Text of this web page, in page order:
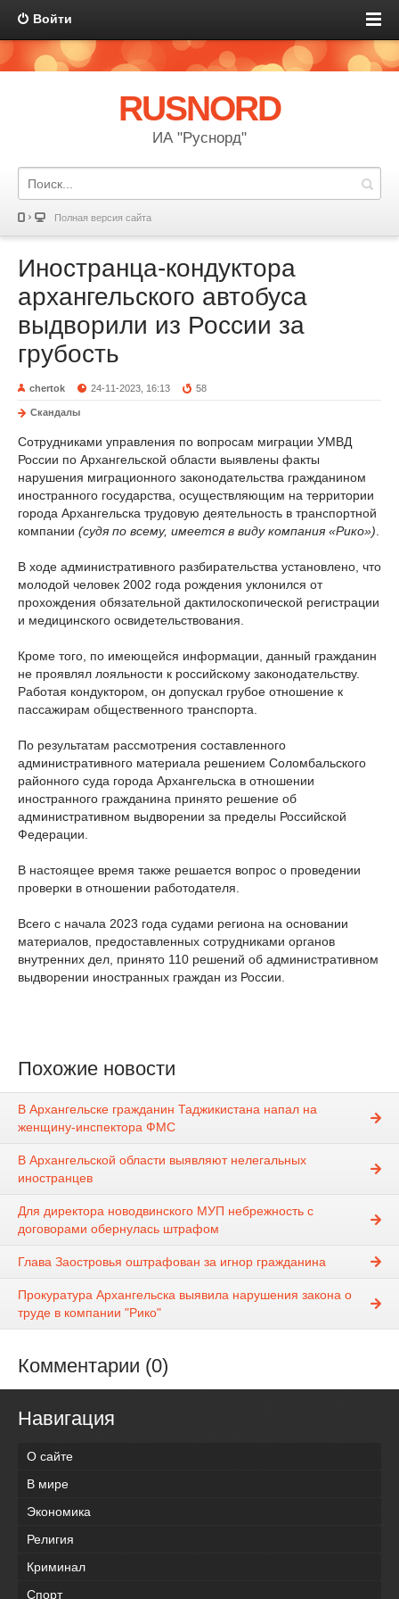
Войти
RUSNORD
ИА "Руснорд"
Полная версия сайта
Иностранца-кондуктора
архангельского автобуса
выдворили из России за
грубость
chertok 24-11-2023, 16:13 58
Скандалы
Сотрудниками управления по вопросам миграции УМВД
России по Архангельской области выявлены факты
нарушения миграционного законодательства гражданином
иностранного государства, осуществляющим на территории
города Архангельска трудовую деятельность в транспортной
компании (судя по всему, имеется в виду компания «Рико»)
В ходе административного разбирательства установлено, что
молодой человек 2002 года рождения уклонился от
прохождения обязательной дактилоскопической регистрации
и медицинского освидетельствования.
Кроме того, по имеющейся информации, данный гражданин
не проявлял лояльности к российскому законодательству.
Работая кондуктором, он допускал грубое отношение к
пассажирам общественного транспорта.
По результатам рассмотрения составленного
административного материала решением Соломбальского
районного суда города Архангельска в отношении
иностранного гражданина принято решение об
административном выдворении за пределы Российской
Федерации.
В настоящее время также решается вопрос о проведении
проверки в отношении работодателя.
Всего с начала 2023 года судами региона на основании
материалов, предоставленных сотрудниками органов
внутренних дел, принято 110 решений об административном
выдворении иностранных граждан из России.
Похожие новости
В Архангельске гражданин Таджикистана напал на
женщину-инспектора ФМС
В Архангельской области выявляют нелегальных
иностранцев
Для директора новодвинского МУП небрежность с
договорами обернулась штрафом
Глава Заостровья оштрафован за игнор гражданина
Прокуратура Архангельска выявила нарушения закона о
труде в компании "Рико"
Комментарии (0)
Навигация
О сайте
В мире
Экономика
Религия
Криминал
Спорт